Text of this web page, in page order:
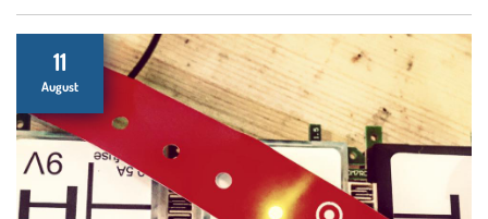
11
August